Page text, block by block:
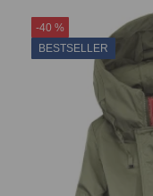
-40 %
BESTSELLER